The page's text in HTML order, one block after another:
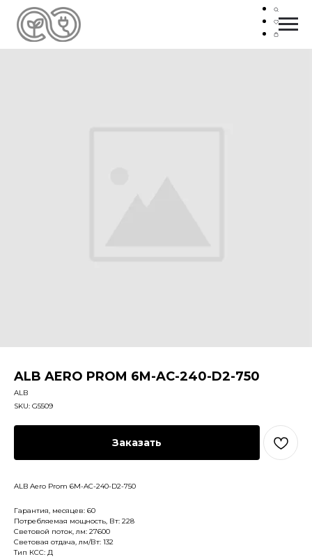
ALB AERO PROM 6M-AC-240-D2-750
ALB
SKU: G5509
Заказать
ALB Aero Prom 6M-AC-240-D2-750
Гарантия, месяцев: 60
Потребляемая мощность, Вт: 228
Световой поток, лм: 27600
Световая отдача, лм/Вт: 132
Тип КСС: Д